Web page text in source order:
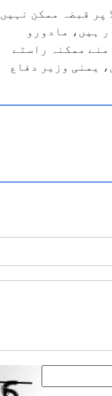
پر قبضہ ممکن نہیں
ہیں، مادورو
ممکنہ راستے
یمنی وزیر دفاع